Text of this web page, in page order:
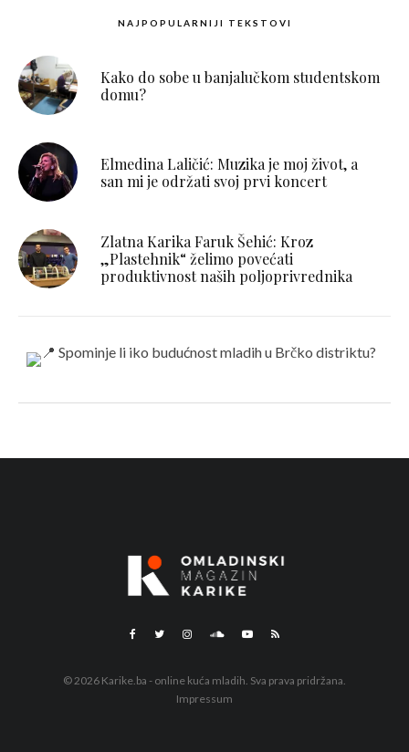
NAJPOPULARNIJI TEKSTOVI
Kako do sobe u banjalučkom studentskom
domu?
Elmedina Laličić: Muzika je moj život, a
san mi je održati svoj prvi koncert
Zlatna Karika Faruk Šehić: Kroz
„Plastehnik“ želimo povećati
produktivnost naših poljoprivrednika
© 2026 Karike.ba - online kuća mladih. Sva prava pridržana.
Impressum